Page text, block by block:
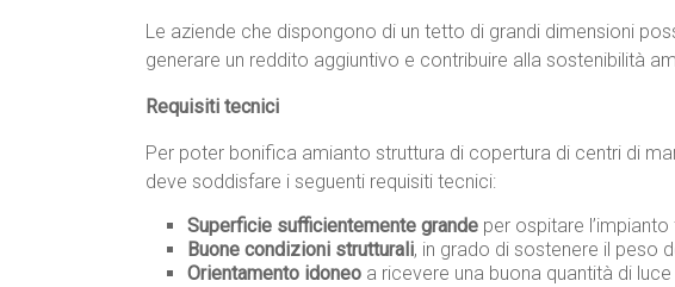
Le aziende che dispongono di un tetto di grandi dimensioni
generare un reddito aggiuntivo e contribuire alla sostenibilità
Requisiti tecnici
Per poter bonifica amianto struttura di copertura di centri di
deve soddisfare i seguenti requisiti tecnici:
Superficie sufficientemente grande per ospitare
Buone condizioni strutturali, in grado di sostenere il peso
Orientamento idoneo a ricevere una buona quantità di